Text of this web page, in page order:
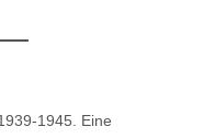
1945. Eine